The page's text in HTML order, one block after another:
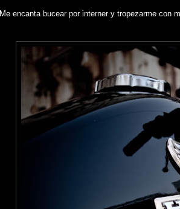
Me encanta bucear por interner y tropezarme con